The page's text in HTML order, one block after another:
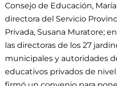
Consejo de Educación,
directora del Servicio
Privada, Susana Muratore;
las directoras de los 27
municipales y autoridades
educativos privados de